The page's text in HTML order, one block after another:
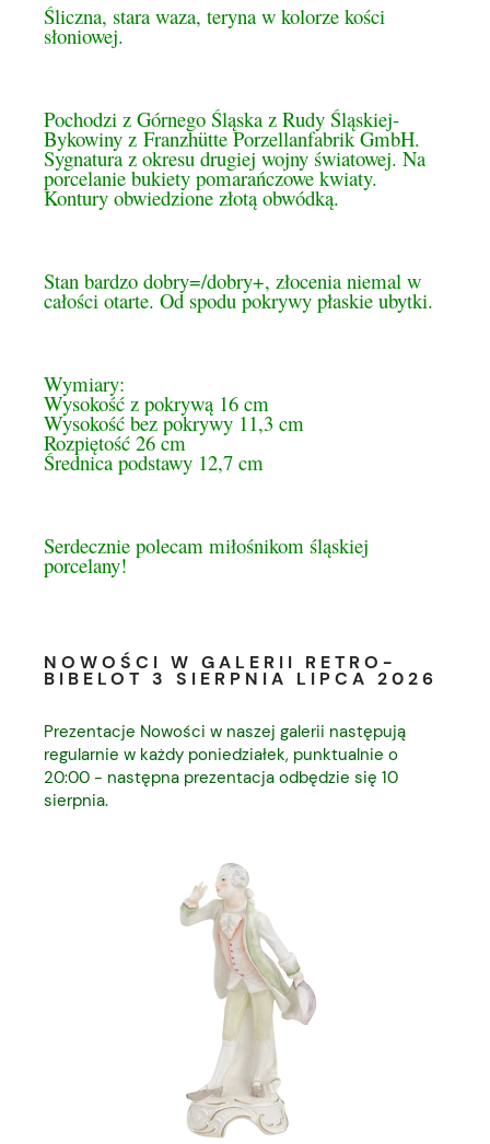
Śliczna, stara waza, teryna w kolorze kości
słoniowej.
Pochodzi z Górnego Śląska z Rudy Śląskiej-
Bykowiny z Franzhütte Porzellanfabrik GmbH.
Sygnatura z okresu drugiej wojny światowej. Na
porcelanie bukiety pomarańczowe kwiaty.
Kontury obwiedzione złotą obwódką.
Stan bardzo dobry=/dobry+, złocenia niemal w
całości otarte. Od spodu pokrywy płaskie ubytki.
Wymiary:
Wysokość z pokrywą 16 cm
Wysokość bez pokrywy 11,3 cm
Rozpiętość 26 cm
Średnica podstawy 12,7 cm
Serdecznie polecam miłośnikom śląskiej
porcelany!
NOWOŚCI W GALERII RETRO-
BIBELOT 3 SIERPNIA LIPCA 2026
Prezentacje Nowości w naszej galerii następują
regularnie w każdy poniedziałek, punktualnie o
20:00 - następna prezentacja odbędzie się 10
sierpnia.